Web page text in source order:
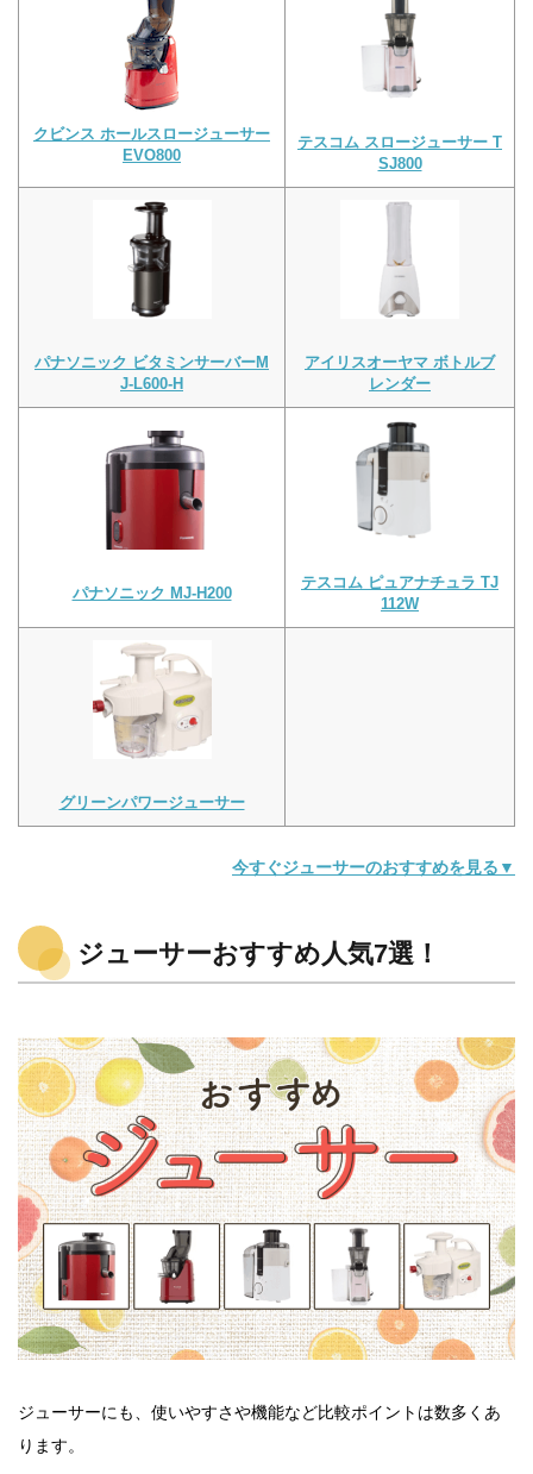
クビンス ホールスロージューサー
EVO800
テスコム スロージューサー T
SJ800
パナソニック ビタミンサーバーM
J-L600-H
アイリスオーヤマ ボトルブ
レンダー
パナソニック MJ-H200
テスコム ピュアナチュラ TJ
112W
グリーンパワージューサー
今すぐジューサーのおすすめを見る▼
ジューサーおすすめ人気7選！
ジューサーにも、使いやすさや機能など比較ポイントは数多くあ
ります。